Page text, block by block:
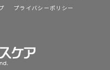
プライバシーポリシー